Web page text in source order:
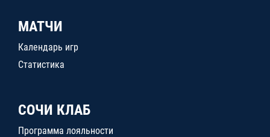
МАТЧИ
Календарь игр
Статистика
СОЧИ КЛАБ
Программа лояльности